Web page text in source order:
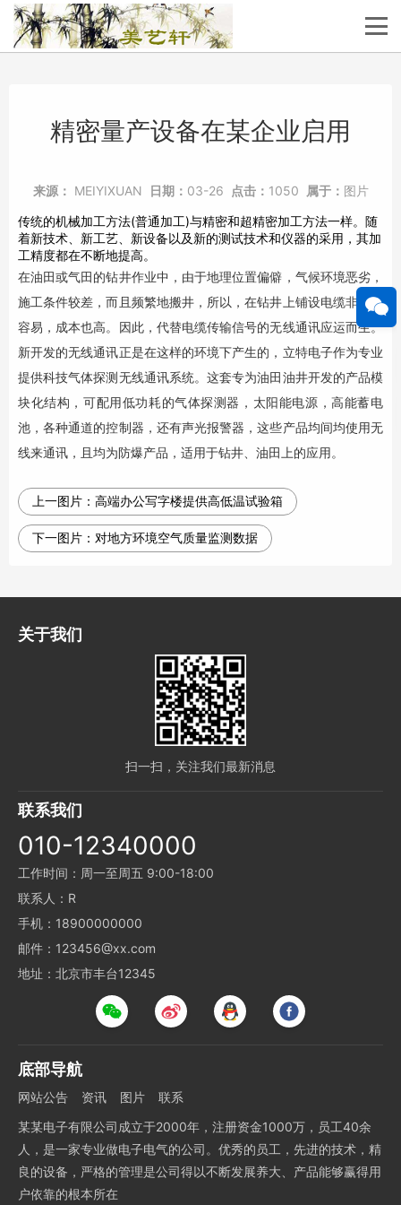
精密量产设备在某企业启用
来源： MEIYIXUAN 日期： 03-26 点击： 1050 属于： 图片
传统的机械加工方法(普通加工)与精密和超精密加工方法一样。随
着新技术、新工艺、新设备以及新的测试技术和仪器的采用，其加
工精度都在不断地提高。
在油田或气田的钻井作业中，由于地理位置偏僻，气候环境恶劣，
施工条件较差，而且频繁地搬井，所以，在钻井上铺设电缆非常不
容易，成本也高。因此，代替电缆传输信号的无线通讯应运而生。
新开发的无线通讯正是在这样的环境下产生的，立特电子作为专业
提供科技气体探测无线通讯系统。这套专为油田油井开发的产品模
块化结构，可配用低功耗的气体探测器，太阳能电源，高能蓄电
池，各种通道的控制器，还有声光报警器，这些产品均间均使用无
线来通讯，且均为防爆产品，适用于钻井、油田上的应用。
上一图片： 高端办公写字楼提供高低温试验箱
下一图片： 对地方环境空气质量监测数据
关于我们
扫一扫，关注我们最新消息
联系我们
010-12340000
工作时间：周一至周五 9:00-18:00
联系人：R
手机：18900000000
邮件：123456@xx.com
地址：北京市丰台12345
底部导航
网站公告 资讯 图片
联系
某某电子有限公司成立于2000年，注册资金1000万，员工40余
人，是一家专业做电子电气的公司。优秀的员工，先进的技术，精
良的设备，严格的管理是公司得以不断发展养大、产品能够赢得用
户依靠的根本所在